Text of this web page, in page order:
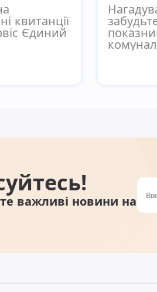
квитанції
Єдиний
важливі новини на